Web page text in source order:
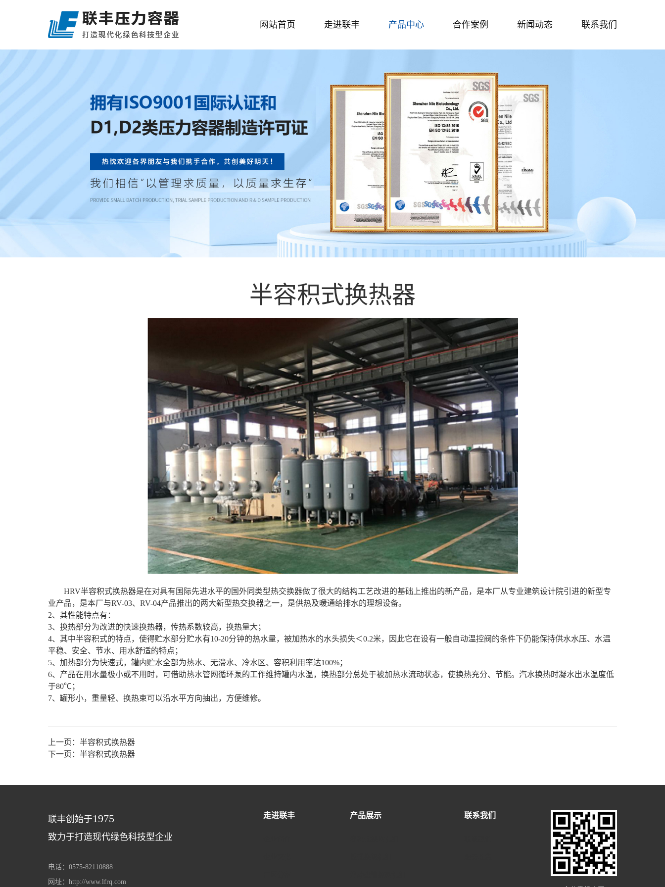
网站首页 走进联丰 产品中心 合作案例 新闻动态 联系我们
半容积式换热器
HRV半容积式换热器是在对具有国际先进水平的国外同类型热交换器做了很大的结构工艺改进的基础上推出的新产品，是本厂从专业建筑设计院引进的新型专
业产品，是本厂与RV-03、RV-04产品推出的两大新型热交换器之一，是供热及暖通给排水的理想设备。
2、其性能特点有：
3、换热部分为改进的快速换热器，传热系数较高，换热量大；
4、其中半容积式的特点，使得贮水部分贮水有10-20分钟的热水量，被加热水的水头损失＜0.2米，因此它在设有一般自动温控阀的条件下仍能保持供水水压、水温
平稳、安全、节水、用水舒适的特点；
5、加热部分为快速式，罐内贮水全部为热水、无滞水、冷水区、容积利用率达100%；
6、产品在用水量极小或不用时，可借助热水管网循环泵的工作维持罐内水温，换热部分总处于被加热水流动状态，使换热充分、节能。汽水换热时凝水出水温度低
于80℃；
7、罐形小，重量轻、换热束可以沿水平方向抽出，方便维修。
上一页： 半容积式换热器
下一页： 半容积式换热器
联丰创始于1975
致力于打造现代绿色科技型企业
电话：0575-82110888
网址：http://www.lfrq.com
走进联丰 产品展示 联系我们